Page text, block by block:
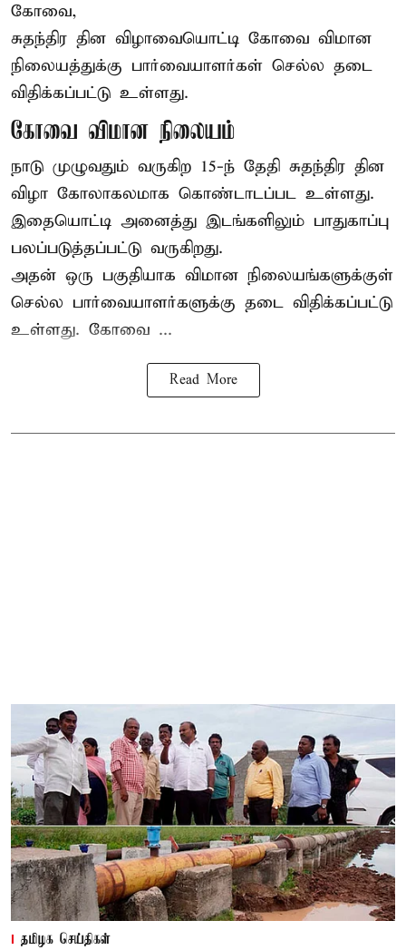
கோவை,
சுதந்திர தின விழாவையொட்டி கோவை விமான
நிலையத்துக்கு பார்வையாளர்கள் செல்ல தடை
விதிக்கப்பட்டு உள்ளது.
கோவை விமான நிலையம்
நாடு முழுவதும் வருகிற 15-ந் தேதி சுதந்திர தின
விழா கோலாகலமாக கொண்டாடப்பட உள்ளது.
இதையொட்டி அனைத்து இடங்களிலும் பாதுகாப்பு
பலப்படுத்தப்பட்டு வருகிறது.
அதன் ஒரு பகுதியாக விமான நிலையங்களுக்குள்
செல்ல பார்வையாளர்களுக்கு தடை விதிக்கப்பட்டு
உள்ளது. கோவை ...
Read More
தமிழக செய்திகள்